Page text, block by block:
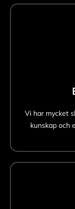
Vi har mycket
kunskap och